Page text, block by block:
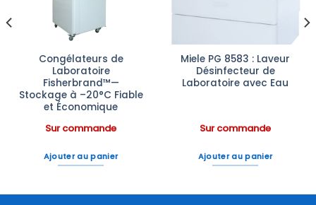
Congélateurs de
Laboratoire
Fisherbrand™—
Stockage à –20°C Fiable
et Économique
Sur commande
Ajouter au panier
Miele PG 8583 : Laveur
Désinfecteur de
Laboratoire avec Eau
Sur commande
Ajouter au panier